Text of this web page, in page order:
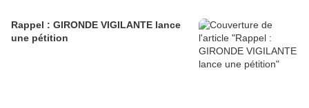
Rappel : GIRONDE VIGILANTE lance
une pétition